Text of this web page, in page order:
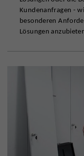
Kundenanfragen -
besonderen
Lösungen